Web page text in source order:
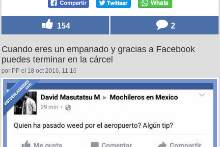
154 2
Cuando eres un empanado y gracias a Facebook
puedes terminar en la cárcel
por PP el 18 oct 2016, 11:16